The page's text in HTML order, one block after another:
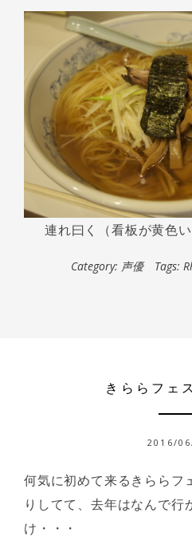
連れ曰く（看板が黄色
Category: 声優 Tags:
きららフェ
2016/
何気に初めて来るきららフ
りしてて、去年はなんで行
け・・・